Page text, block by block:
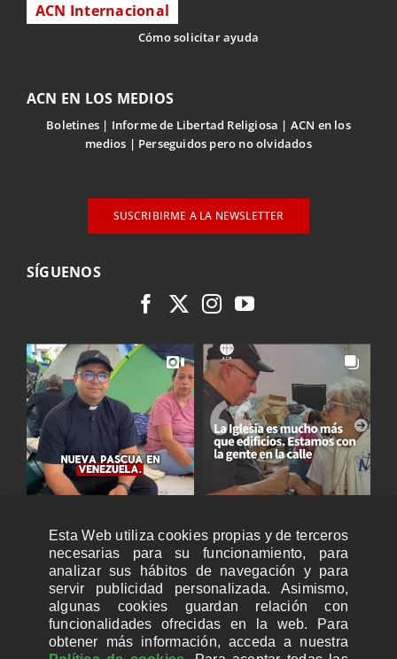
ACN Internacional
Cómo solicitar ayuda
ACN EN LOS MEDIOS
Boletines Informe de Libertad Religiosa
ACN en los
medios
Perseguidos pero no olvidados
SUSCRIBIRME A LA NEWSLETTER
SÍGUENOS
Esta Web utiliza cookies propias y de terceros
necesarias para su funcionamiento, para
analizar sus hábitos de navegación y para
servir publicidad personalizada. Asimismo,
algunas cookies guardan relación con
funcionalidades ofrecidas en la web. Para
obtener más información, acceda a nuestra